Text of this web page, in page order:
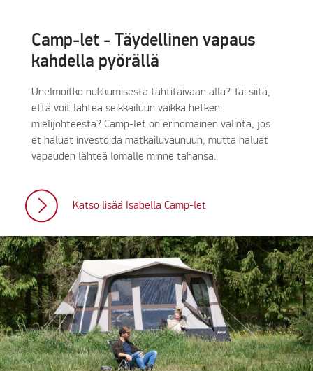
Camp-let - Täydellinen vapaus
kahdella pyörällä
Unelmoitko nukkumisesta tähtitaivaan alla? Tai siitä,
että voit lähteä seikkailuun vaikka hetken
mielijohteesta? Camp-let on erinomainen valinta, jos
et haluat investoida matkailuvaunuun, mutta haluat
vapauden lähteä lomalle minne tahansa.
Katso lisää Isabella Camp-let